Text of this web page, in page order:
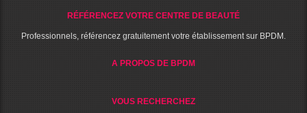
RÉFÉRENCEZ VOTRE CENTRE DE BEAUTÉ
Professionnels, référencez gratuitement votre établissement sur BPDM.
A PROPOS DE BPDM
VOUS RECHERCHEZ